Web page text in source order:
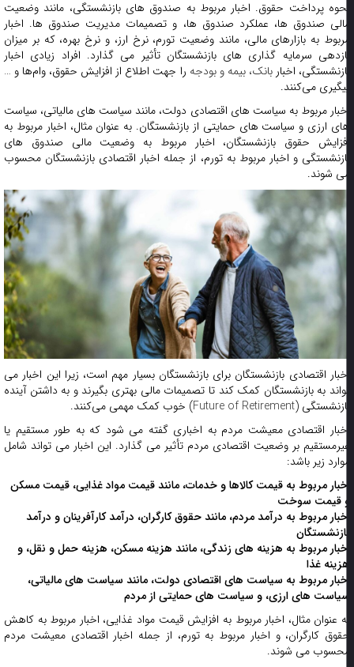
پرداخت حقوق. اخبار مربوط به صندوق های بازنشستگی، مانند وضعیت
صندوق ها، عملکرد صندوق ها، و تصمیمات مدیریت صندوق ها. اخبار
به بازارهای مالی، مانند وضعیت تورم، نرخ ارز، و نرخ بهره، که بر میزان
سرمایه گذاری های بازنشستگان تأثیر می گذارد. افراد زیادی اخبار
اخباربانک، بیمه و بودجهرا جهت اطلاع از افزایش حقوق، وام‌ها و …
می‌کنند.
مربوط به سیاست های اقتصادی دولت، مانند سیاست های مالیاتی، سیاست
ارزی و سیاست های حمایتی از بازنشستگان. به عنوان مثال، اخبار مربوط به
حقوق بازنشستگان، اخبار مربوط به وضعیت مالی صندوق های
و اخبار مربوط به تورم، از جمله اخبار اقتصادی بازنشستگان محسوب
شوند.
اقتصادی بازنشستگان برای بازنشستگان بسیار مهم است، زیرا این اخبار می
به بازنشستگان کمک کند تا تصمیمات مالی بهتری بگیرند و به داشتن آینده
(
Future of Retirement) خوب کمک مهمی می‌کنند.
اقتصادی معیشت مردم به اخباری گفته می شود که به طور مستقیم یا
بر وضعیت اقتصادی مردم تأثیر می گذارد. این اخبار می تواند شامل
زیر باشد:
مربوط به قیمت کالاها و خدمات، مانند قیمت مواد غذایی، قیمت مسکن
قیمت سوخت
مربوط به درآمد مردم، مانند حقوق کارگران، درآمد کارآفرینان و درآمد
مربوط به هزینه های زندگی، مانند هزینه مسکن، هزینه حمل و نقل، و
غذا
مربوط به سیاست های اقتصادی دولت، مانند سیاست های مالیاتی،
های ارزی، و سیاست های حمایتی از مردم
عنوان مثال، اخبار مربوط به افزایش قیمت مواد غذایی، اخبار مربوط به کاهش
کارگران، و اخبار مربوط به تورم، از جمله اخبار اقتصادی معیشت مردم
می شوند.